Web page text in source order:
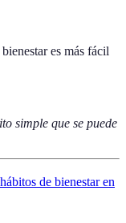
es más fácil
simple que se puede
de bienestar en